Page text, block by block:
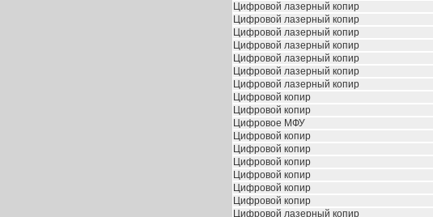
Цифровой лазерный копир
Цифровой лазерный копир
Цифровой лазерный копир
Цифровой лазерный копир
Цифровой лазерный копир
Цифровой лазерный копир
Цифровой лазерный копир
Цифровой копир
Цифровой копир
Цифровое МФУ
Цифровой копир
Цифровой копир
Цифровой копир
Цифровой копир
Цифровой копир
Цифровой копир
Цифровой лазерный копир